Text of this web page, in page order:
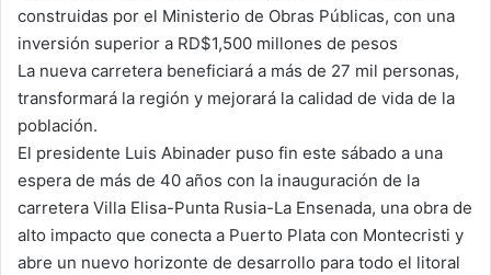
construidas por el Ministerio de Obras Públicas, con una
inversión superior a RD$1,500 millones de pesos
La nueva carretera beneficiará a más de 27 mil personas,
transformará la región y mejorará la calidad de vida de la
población.
El presidente Luis Abinader puso fin este sábado a una
espera de más de 40 años con la inauguración de la
carretera Villa Elisa-Punta Rusia-La Ensenada, una obra de
alto impacto que conecta a Puerto Plata con Montecristi y
abre un nuevo horizonte de desarrollo para todo el litoral